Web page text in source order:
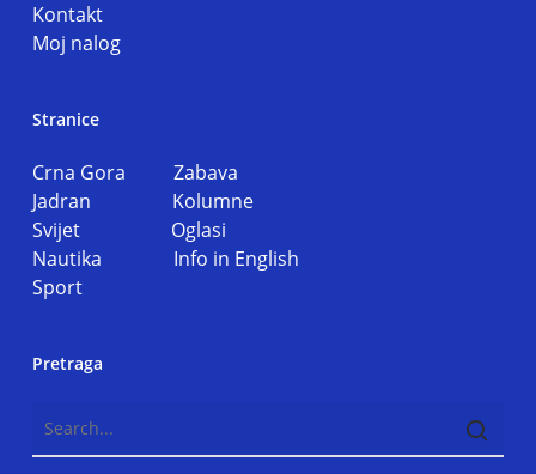
Kontakt
Moj nalog
Stranice
Crna Gora Zabava
Jadran Kolumne
Svijet Oglasi
Nautika Info in English
Sport
Pretraga